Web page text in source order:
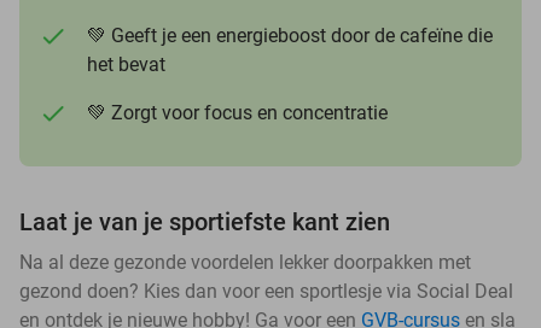
💚 Geeft je een energieboost door de cafeïne die
het bevat
💚 Zorgt voor focus en concentratie
Laat je van je sportiefste kant zien
Na al deze gezonde voordelen lekker doorpakken met
gezond doen? Kies dan voor een sportlesje via Social Deal
en ontdek je nieuwe hobby! Ga voor een GVB-cursus en sla